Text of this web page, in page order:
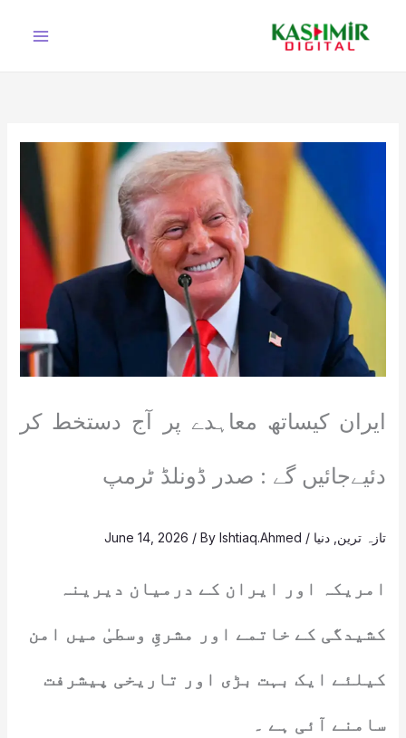
ایران کیساتھ معاہدے پر آج دستخط کر
دئیےجائیں گے : صدر ڈونلڈ ٹرمپ
تازہ ترین دنیا /
June 14, 2026 / ByIshtiaq.Ahmed
امریکہ اور ایران کے درمیان دیرینہ
کشیدگی کے خاتمے اور مشرقِ وسطیٰ میں امن
کیلئے ایک بہت بڑی اور تاریخی پیشرفت
سامنے آئی ہے ۔